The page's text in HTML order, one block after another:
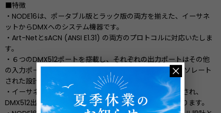
■特徴
・NODE16は、ポータブル版とラック版の両方を揃えた、イーサネ
ットからDMXへのシステム機器です。
・Art-NetとsACN (ANSI E1.31) の両方のプロトコルに対応いたしま
す。
・６つのDMX512ポートを搭載し、それぞれの出力ポートはその他
の入力ポートやイーサネット入力ポートから、完全にアイソレート
された設計となっております。
・イーサネット入力ポートには、 RJ45コネクターが搭載され、
DMX512出力ポートは5PIN XLR によるメス口が付いております。